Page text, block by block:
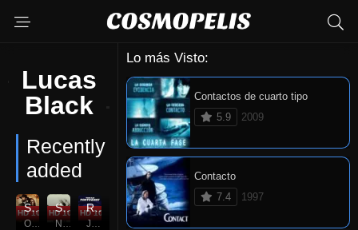
Lucas
Black
Recently
added
4.7
HD 1080P
Secretos Familiares
Oct. 13, 2023
7
HD 1080P
Soldado anónimo: El infierno espera
Nov. 04, 2005
6
HD 1080P
Rápido y furioso: Reto Tokio
Jun. 03, 2006
Lo más Visto:
Contactos de cuarto tipo
5.9
2009
Contacto
7.4
1997